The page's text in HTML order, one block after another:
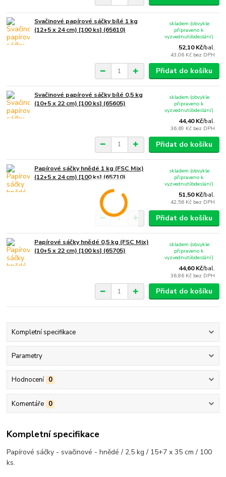
Svačinové papírové sáčky bílé 1 kg
(12+5 x 24 cm) [100 ks] (65610)
52,10 Kč/bal.
43,06 Kč bez DPH
skladem (obvykle
připraveno k
vyzvednutí/odeslání)
Přidat do košíku
Svačinové papírové sáčky bílé 0,5 kg
(10+5 x 22 cm) [100 ks] (65605)
44,40 Kč/bal.
36,69 Kč bez DPH
skladem (obvykle
připraveno k
vyzvednutí/odeslání)
Přidat do košíku
Papírové sáčky hnědé 1 kg (FSC Mix)
(12+5 x 24 cm) [100 ks] (65710)
51,50 Kč/bal.
42,56 Kč bez DPH
skladem (obvykle
připraveno k
vyzvednutí/odeslání)
Přidat do košíku
Papírové sáčky hnědé 0,5 kg (FSC Mix)
(10+5 x 22 cm) [100 ks] (65705)
44,60 Kč/bal.
36,86 Kč bez DPH
skladem (obvykle
připraveno k
vyzvednutí/odeslání)
Přidat do košíku
Kompletní specifikace
Parametry
Hodnocení 0
Komentáře 0
Kompletní specifikace
Papírové sáčky - svačinové - hnědé / 2,5 kg / 15+7 x 35 cm / 100
ks.